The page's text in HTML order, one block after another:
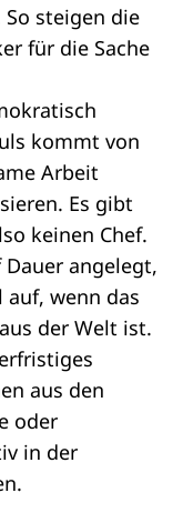
steigen die
für die Sache
kommt von
Arbeit
Es gibt
keinen Chef.
angelegt,
auf, wenn das
der Welt ist.
aus den
oder
in der